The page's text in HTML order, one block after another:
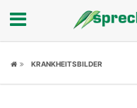
FokusKRANKHEITSBILDER